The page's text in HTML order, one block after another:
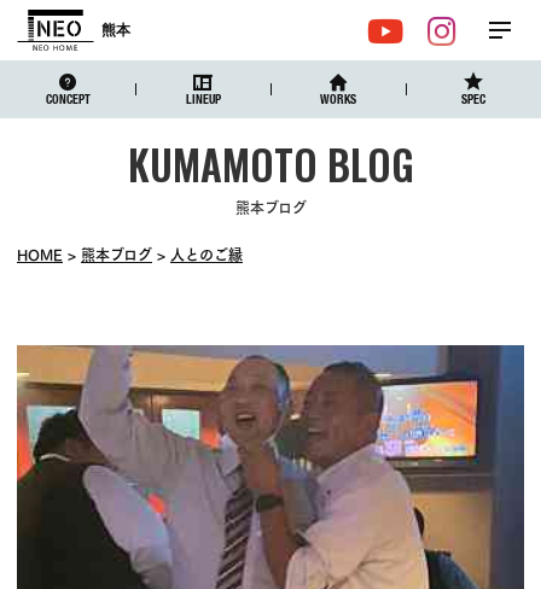
熊本
CONCEPT LINEUP WORKS SPEC
YouTube
メ
熊本ブログ
HOME 熊本ブログ 人とのご縁